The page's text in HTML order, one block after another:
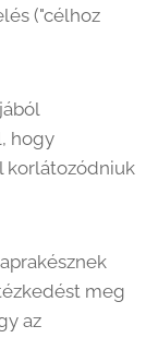
("célhoz
hogy
korlátozódniuk
meg
az